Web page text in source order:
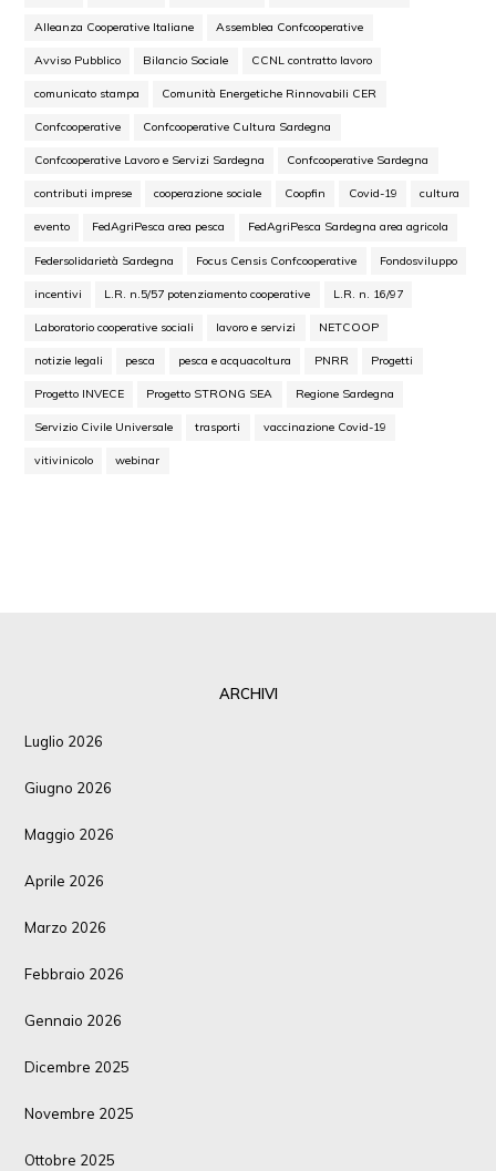
Alleanza Cooperative Italiane Assemblea Confcooperative
Avviso Pubblico Bilancio Sociale CCNL contratto lavoro
comunicato stampa Comunità Energetiche Rinnovabili CER
Confcooperative Confcooperative Cultura Sardegna
Confcooperative Lavoro e Servizi Sardegna Confcooperative Sardegna
contributi imprese cooperazione sociale Coopfin Covid-19 cultura
evento FedAgriPesca area pesca FedAgriPesca Sardegna area agricola
Federsolidarietà Sardegna Focus Censis Confcooperative Fondosviluppo
incentivi L.R. n.5/57 potenziamento cooperative L.R. n. 16/97
Laboratorio cooperative sociali lavoro e servizi NETCOOP
notizie legali pesca pesca e acquacoltura PNRR Progetti
Progetto INVECE Progetto STRONG SEA Regione Sardegna
Servizio Civile Universale trasporti vaccinazione Covid-19
vitivinicolo webinar
ARCHIVI
Luglio 2026
Giugno 2026
Maggio 2026
Aprile 2026
Marzo 2026
Febbraio 2026
Gennaio 2026
Dicembre 2025
Novembre 2025
Ottobre 2025